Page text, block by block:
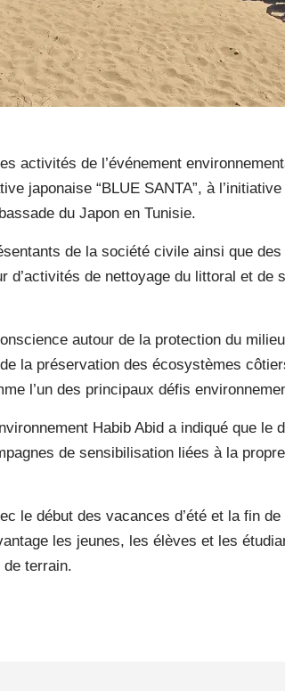
activités de l’événement
japonaise “BLUE SANTA”, à
du Japon en Tunisie.
de la société civile ainsi que
d’activités de nettoyage du littoral et de
autour de la protection du
la préservation des écosystèmes
l’un des principaux défis
Habib Abid a indiqué que le
de sensibilisation liées à la
le début des vacances d’été et la fin de
les jeunes, les élèves et les
terrain.